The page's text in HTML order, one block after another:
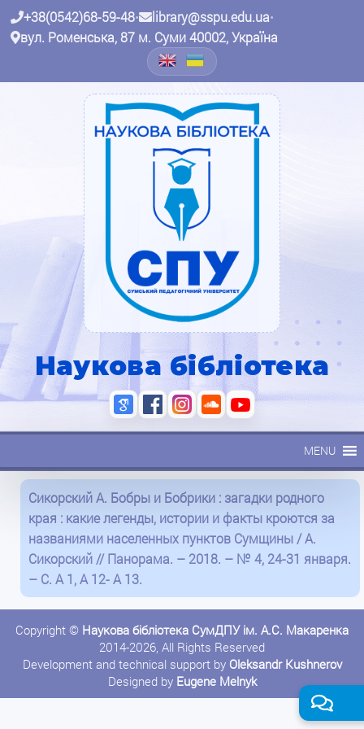
+38(0542)68-59-48• library@sspu.edu.ua•
вул. Роменська, 87 м. Суми 40002, Україна
Наукова бібліотека
MENU
Сикорский А. Бобры и Бобрики : загадки родного
края : какие легенды, истории и факты кроются за
названиями населенных пунктов Сумщины / А.
Сикорский // Панорама. – 2018. – № 4, 24-31 января.
– С. А 1, А 12- А 13.
Copyright © Наукова бібліотека СумДПУ ім. А.С. Макаренка
2014-2026, All Rights Reserved
Development and technical support by Oleksandr Kushnerov
Designed by Eugene Melnyk